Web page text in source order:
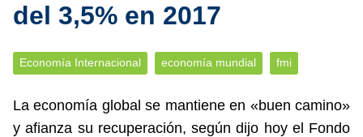
del 3,5% en 2017
Economía Internacional economía mundial fmi
La economía global se mantiene en «buen camino»
y afianza su recuperación, según dijo hoy el Fondo